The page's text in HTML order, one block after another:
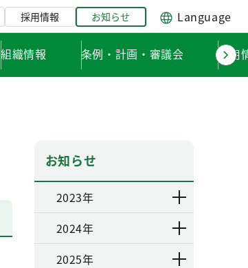
採用情報 お知らせ Language
組織情報 条例・計画・審議会 採用
お知らせ
2023年
2024年
2025年